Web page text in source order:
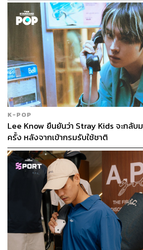
K-POP
Lee Know ยืนยันว่า Stray Kids จะกลับ
ครั้ง หลังจากเข้ากรมรับใช้ชาติ